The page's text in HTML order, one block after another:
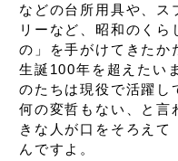
などの台所用具や、
ス
リーなど、 昭和のくら
の」を手がけてきたか
生誕100年を超えたい
のたちは現役で活躍し
何の変哲もない、と言
きな人が口をそろえて
んですよ。